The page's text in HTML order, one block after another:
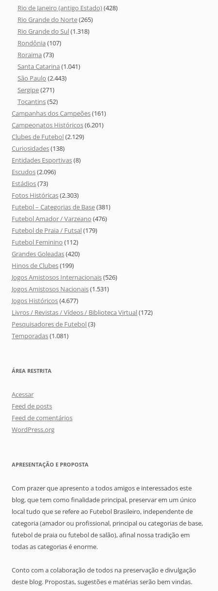
Rio de Janeiro (antigo Estado)(428)
Rio Grande do Norte(265)
Rio Grande do Sul(1.318)
Rondônia (107)
Roraima (73)
Santa Catarina (1.041)
São Paulo (2.443)
Sergipe(271)
Tocantins(52)
Campanhas dos Campeões(161)
Campeonatos Históricos(6.201)
Clubes de Futebol(2.129)
Curiosidades(138)
Entidades Esportivas(8)
Escudos(2.096)
Estádios(73)
Fotos Históricas(2.303)
Futebol – Categorias de Base(381)
Futebol Amador / Varzeano (476)
Futebol de Praia / Futsal(179)
Futebol Feminino (112)
Grandes Goleadas(420)
Hinos de Clubes(199)
Jogos Amistosos Internacionais(526)
Jogos Amistosos Nacionais(1.531)
Jogos Históricos(4.677)
Livros / Revistas / Vídeos / Biblioteca Virtual(172)
Pesquisadores de Futebol(3)
Temporadas(1.081)
ÁREA RESTRITA
Acessar
Feed de posts
Feed de comentários
WordPress.org
APRESENTAÇÃO E PROPOSTA
Com prazer que apresento a todos amigos e interessados este
blog, que tem como finalidade principal, preservar em um único
local tudo que se refere ao Futebol Brasileiro, independente de
categoria (amador ou profissional, principal ou categorias de base,
futebol de praia ou futebol de salão), afinal nossa tradição em
todas as categorias é enorme.
Conto com a colaboração de todos na preservação e divulgação
deste blog. Propostas, sugestões e matérias serão bem vindas.